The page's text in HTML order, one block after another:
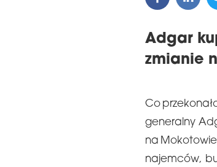
Adgar
zmianie
Co
generalny
na
najemców,